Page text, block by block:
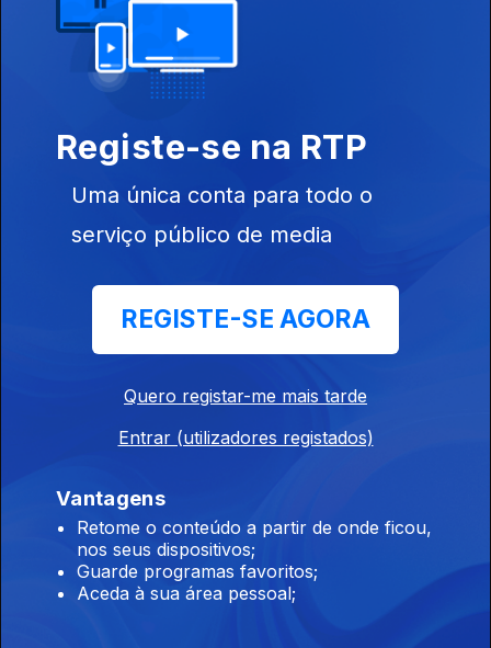
12h Aeronave cai no Aeródromo de Portimão.
Piloto morreu
mortos começou com beata
envio do diploma ao TC
09h Saúde pública em Ceuta: Médicos pedem
intervenção urgente
08 ago. 2026
Registe-se na RTP
Uma única conta para todo o
serviço público de media
REGISTE-SE AGORA
Quero registar-me mais tarde
Entrar (utilizadores registados)
Vantagens
Retome o conteúdo a partir de onde ficou,
nos seus dispositivos;
Guarde programas favoritos;
Aceda à sua área pessoal;